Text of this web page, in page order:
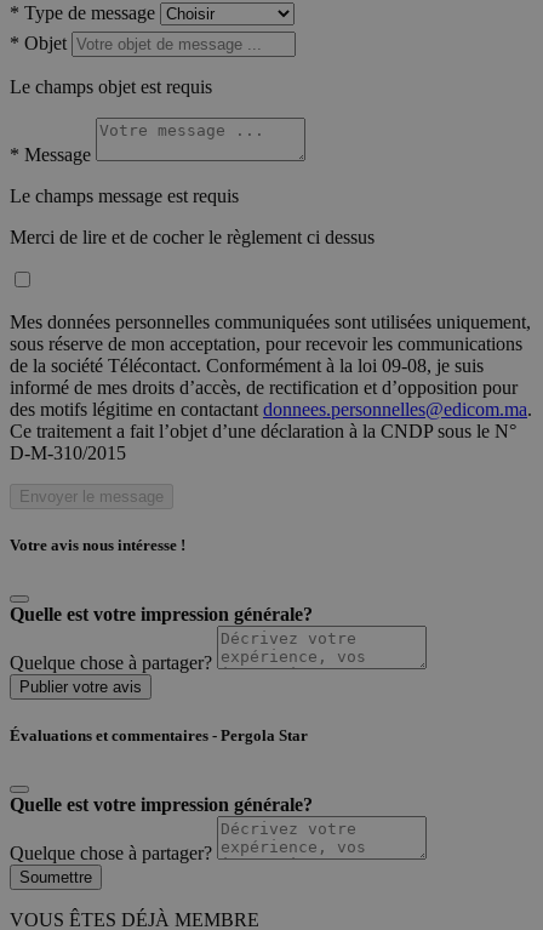
* Type de message
* Objet
Le champs objet est requis
* Message
Le champs message est requis
Merci de lire et de cocher le règlement ci dessus
Mes données personnelles communiquées sont utilisées uniquement,
sous réserve de mon acceptation, pour recevoir les communications
de la société Télécontact. Conformément à la loi 09-08, je suis
informé de mes droits d’accès, de rectification et d’opposition pour
des motifs légitime en contactant donnees.personnelles@edicom.ma.
Ce traitement a fait l’objet d’une déclaration à la CNDP sous le N°
D-M-310/2015
Envoyer le message
Votre avis nous intéresse !
Quelle est votre impression générale?
Quelque chose à partager?
Publier votre avis
Évaluations et commentaires - Pergola Star
Quelle est votre impression générale?
Quelque chose à partager?
Soumettre
VOUS ÊTES DÉJÀ MEMBRE